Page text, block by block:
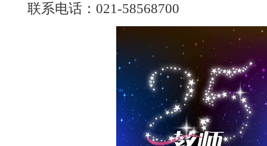
联系电话：021-58568700